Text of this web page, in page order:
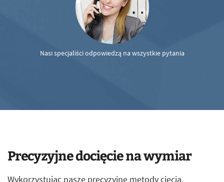
Nasi specjaliści odpowiedzą na wszystkie pytania
Precyzyjne docięcie na wymiar
Wykorzystując nasze precyzyjne metody cięcia,